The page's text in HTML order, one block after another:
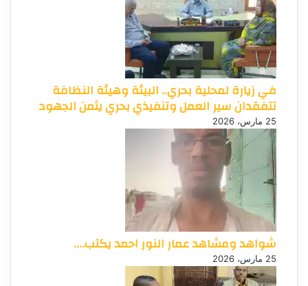
في زيارة لمحلية بحري.. البيئة وهيئة النظافة
تتفقدان سير العمل وتنفيذي بحري يثمن الجهود
25 مارس، 2026
شواهد ومشاهد عمار النور احمد يكتب….
25 مارس، 2026